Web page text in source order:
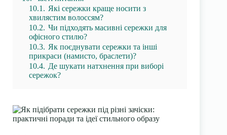
10.1. Які сережки краще носити з
хвилястим волоссям?
10.2. Чи підходять масивні сережки для
офісного стилю?
10.3. Як поєднувати сережки та інші
прикраси (намисто, браслети)?
10.4. Де шукати натхнення при виборі
сережок?